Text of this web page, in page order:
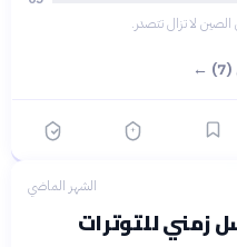
لا تزال تتصدر.
الشهر الماضي
زمني للتوترات